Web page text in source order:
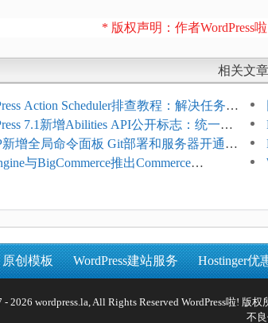
* 版权声明：作者WordPress
相关文章
Action Scheduler排查教程：解决任务积
单延迟7.1新增Abilities API公开标志：统一支
API、MCP与AI代理
新增全局命令面板 Git部署和服务器开通更
与BigCommerce推出Commerce
原创模板 WordPress建站服务 Hostinger优
2026 wordpress.la, All Rights Reserved WordPress啦! 版
不